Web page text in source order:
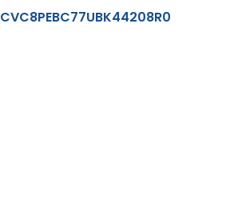
CVC8PEBC77UBK44208R0